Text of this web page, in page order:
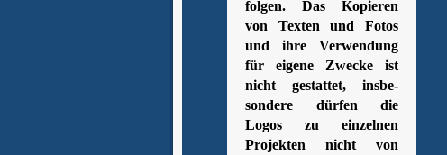
folgen. Das Kopieren
von Texten und Fotos
und ihre Verwendung
für eigene Zwecke ist
nicht gestattet, insbe-
sondere dürfen die
Logos zu einzelnen
Projekten nicht von